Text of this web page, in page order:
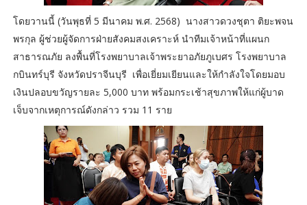
โดยวานนี้ (วันพุธที่ 5 มีนาคม พ.ศ. 2568) นางสาวดวงชุตา ติยะพจน
พรกุล ผู้ช่วยผู้จัดการฝ่ายสังคมสงเคราะห์ นำทีมเจ้าหน้าที่แผนก
สาธารณภัย ลงพื้นที่โรงพยาบาลเจ้าพระยาอภัยภูเบศร โรงพยาบาล
กบินทร์บุรี จังหวัดปราจีนบุรี เพื่อเยี่ยมเยียนและให้กำลังใจโดยมอบ
เงินปลอบขวัญรายละ 5,000 บาท พร้อมกระเช้าสุขภาพให้แก่ผู้บาด
เจ็บจากเหตุการณ์ดังกล่าว รวม 11 ราย